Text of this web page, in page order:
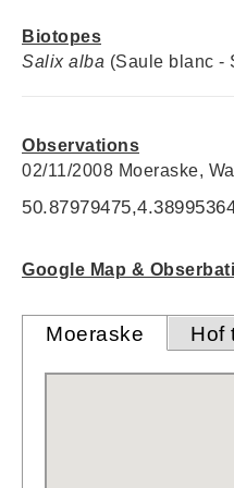
Biotopes
Salix alba (Saule blanc -
Observations
02/11/2008 Moeraske,
Google Map &
Moeraske Hof